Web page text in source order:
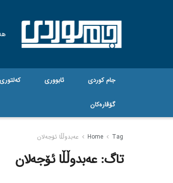
جام کوردی ئابووری کەلتوری
گۆڤاره‌کان
Home Tag عەبدوڵڵا ئۆجەلان
تاگ:عەبدوڵڵا ئۆجەلان